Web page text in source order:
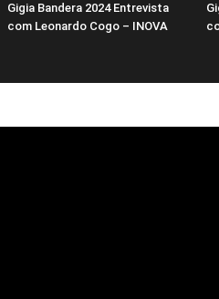
Gigia Bandera 2024 Entrevista
com Leonardo Cogo – INOVA